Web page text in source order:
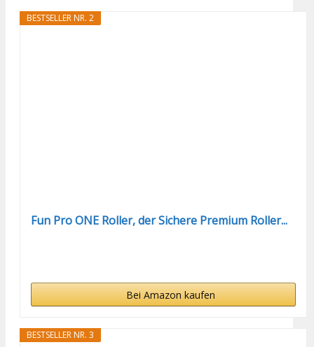
BESTSELLER NR. 2
Fun Pro ONE Roller, der Sichere Premium Roller...
Bei Amazon kaufen
BESTSELLER NR. 3